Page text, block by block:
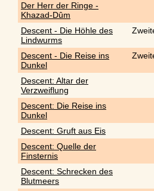
Der Herr der Ringe -
Khazad-Dûm
Descent - Die Höhle des
Lindwurms
Descent - Die Reise ins
Dunkel
Descent: Altar der
Verzweiflung
Descent: Die Reise ins
Dunkel
Descent: Gruft aus Eis
Descent: Quelle der
Finsternis
Descent: Schrecken des
Blutmeers